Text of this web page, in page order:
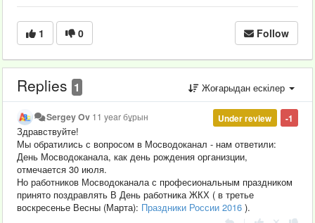
1 0 Follow
Replies 1 Жоғарыдан ескілер
-1
Under review
Sergey Ov 11 year бұрын
Здравствуйте!
Мы обратились с вопросом в Мосводоканал - нам ответили:
День Мосводоканала, как день рождения организции,
отмечается 30 июля.
Но работников Мосводоканала с професиональным праздником
принято поздравлять В День работника ЖКХ ( в третье
воскресенье Весны (Марта): Праздники России 2016 ).